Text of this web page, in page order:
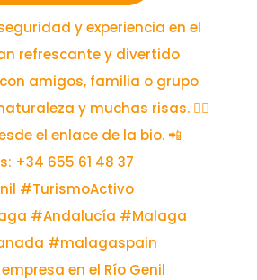
en el Río Genil